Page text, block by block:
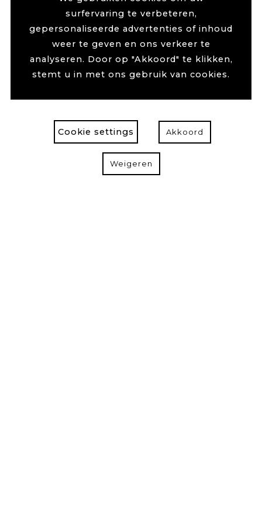
surfervaring te verbeteren,
gepersonaliseerde advertenties of inhoud
weer te geven en ons verkeer te
analyseren. Door op "Akkoord" te klikken,
stemt u in met ons gebruik van cookies.
Cookie settings Akkoord
Weigeren